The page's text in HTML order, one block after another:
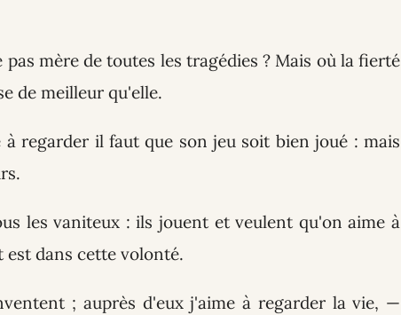
mère de toutes les tragédies ? Mais où la fierté
de meilleur qu'elle.
regarder il faut que son jeu soit bien joué : mais
les vaniteux : ils jouent et veulent qu'on aime à
dans cette volonté.
; auprès d'eux j'aime à regarder la vie, —